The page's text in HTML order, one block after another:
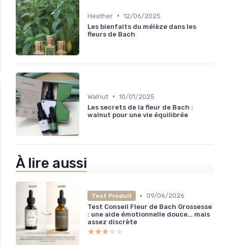
Heather • 12/06/2025
Les bienfaits du mélèze dans les
fleurs de Bach
Walnut • 10/01/2025
Les secrets de la fleur de Bach :
walnut pour une vie équilibrée
À lire aussi
Test Produit • 09/06/2026
Test Conseil Fleur de Bach Grossesse
: une aide émotionnelle douce… mais
assez discrète
★★★★★
★★★★★